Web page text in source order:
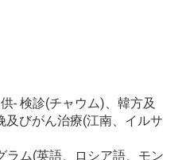
- 検診(チャウム)、韓方及
及びがん治療(江南、イルサ
ラム(英語、ロシア語、モン